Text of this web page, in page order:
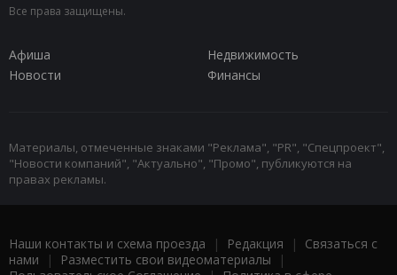
Все права защищены.
Афиша
Недвижимость
Новости
Финансы
Материалы, отмеченные знаками "Реклама", "PR", "Спецпроект",
"Новости компаний", "Актуально", "Промо", публикуются на
правах рекламы.
Наши контакты и схема проезда | Редакция | Связаться с
нами | Разместить свои видеоматериалы |